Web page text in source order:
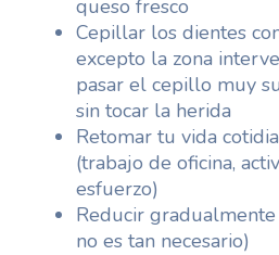
queso fresco
Cepillar los dientes
excepto la zona
pasar el cepillo muy
sin tocar la herida
Retomar tu vida
(trabajo de oficina,
esfuerzo)
Reducir
no es tan necesario)